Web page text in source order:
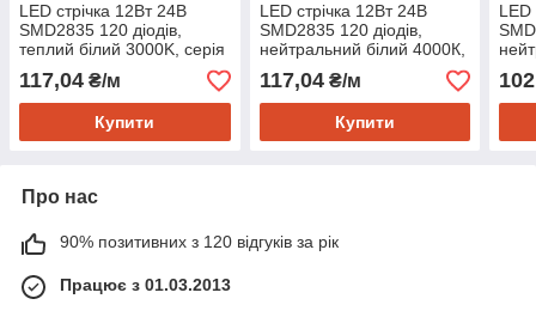
LED стрічка 12Вт 24В
SMD2835 120 діодів,
теплий білий 3000K, серія
Externum IP65 , гарантія 3
роки
117,04 ₴/м
Купити
LED стрічка 12Вт 24В
SMD2835 120 діодів,
нейтральний білий 4000К,
серія Externum IP65 ,
гарантія 3 роки
117,04₴/м
Купити
LED
Про нас
90% позитивних з 120 відгуків за рік
Працює з 01.03.2013